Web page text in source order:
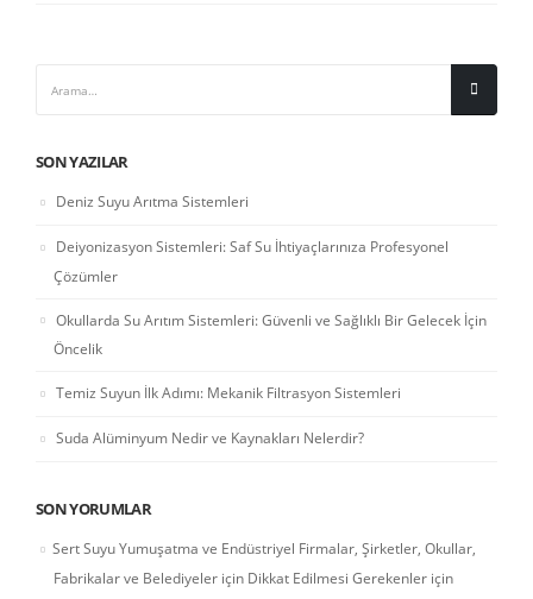
SON YAZILAR
Deniz Suyu Arıtma Sistemleri
Deiyonizasyon Sistemleri: Saf Su İhtiyaçlarınıza Profesyonel
Çözümler
Okullarda Su Arıtım Sistemleri: Güvenli ve Sağlıklı Bir Gelecek İçin
Öncelik
Temiz Suyun İlk Adımı: Mekanik Filtrasyon Sistemleri
Suda Alüminyum Nedir ve Kaynakları Nelerdir?
SON YORUMLAR
Sert Suyu Yumuşatma ve Endüstriyel Firmalar, Şirketler, Okullar,
Fabrikalar ve Belediyeler için Dikkat Edilmesi Gerekenler için